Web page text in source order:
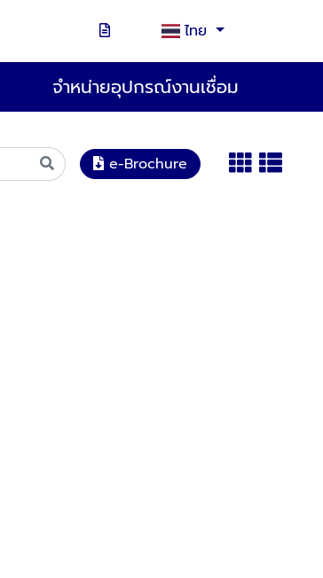
ไทย
จำหน่ายอุปกรณ์งานเชื่อม
e-Brochure